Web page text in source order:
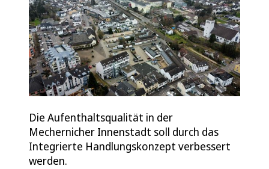
Die Aufenthaltsqualität in der
Mechernicher Innenstadt soll durch das
Integrierte Handlungskonzept verbessert
werden.